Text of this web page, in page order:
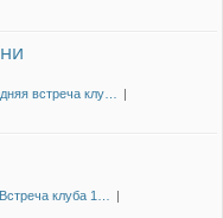
встреча клу…
клуба 1…